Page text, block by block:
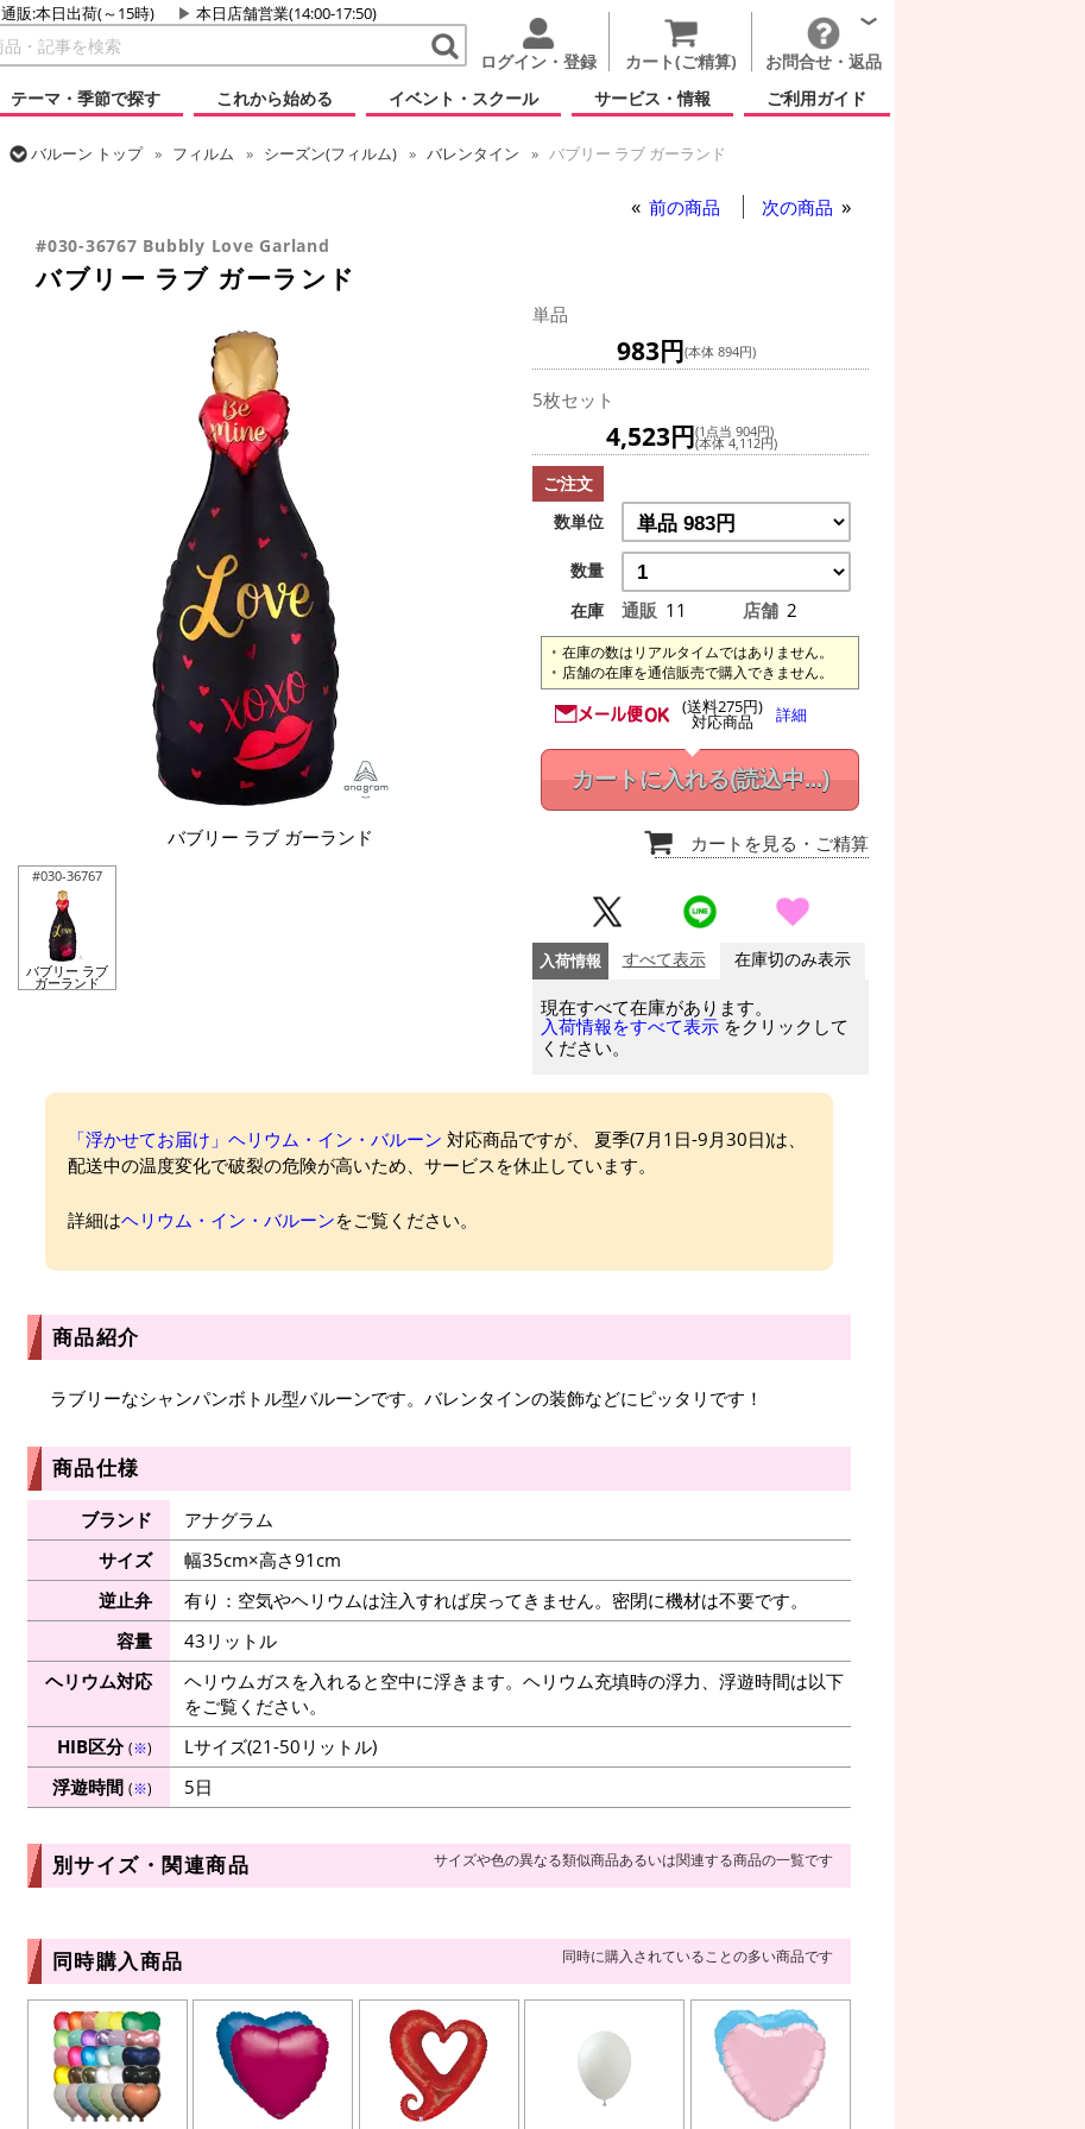
通販:本日出荷(～15時) 本日店舗営業(14:00-17:50)
ログイン・登録 カート(ご精算)
お問合せ・返品
テーマ・季節で探す
これから始める イベント・スクール サービス・情報 ご利用ガイド
バルーン トップ フィルム シーズン(フィルム) バレンタイン
バブリー ラブ ガーランド
前の商品 次の商品
#030-36767 Bubbly Love Garland
バブリー ラブ ガーランド
バブリー ラブ ガーランド
#030-36767
バブリー ラブ
ガーランド
単品
983円(本体 894円)
5枚セット
4,523円(1点当 904円)
(本体 4,112円)
ご注文
数単位
数量
在庫
通販 11 店舗 2
在庫の数はリアルタイムではありません。
店舗の在庫を通信販売で購入できません。
(送料275円)
対応商品 詳細
カートに入れる(読込中...)
カートを見る ・ご精算
入荷情報 すべて表示 在庫切のみ表示
現在すべて在庫があります。
入荷情報をすべて表示 をクリックして
ください。
「浮かせてお届け」ヘリウム・イン・バルーン 対応商品ですが、 夏季(7月1日-9月30日)は、
配送中の温度変化で破裂の危険が高いため、サービスを休止しています。
詳細はヘリウム・イン・バルーンをご覧ください。
商品紹介
ラブリーなシャンパンボトル型バルーンです。バレンタインの装飾などにピッタリです！
商品仕様
ブランド
アナグラム
サイズ
幅35cm×高さ91cm
逆止弁
有り：空気やヘリウムは注入すれば戻ってきません。密閉に機材は不要です。
容量
43リットル
ヘリウム対応
ヘリウムガスを入れると空中に浮きます。ヘリウム充填時の浮力、浮遊時間は以下
をご覧ください。
HIB区分(※)
Lサイズ(21-50リットル)
浮遊時間 (※) 5日
別サイズ・関連商品 サイズや色の異なる類似商品あるいは関連する商品の一覧です
同時購入商品 同時に購入されていることの多い商品です